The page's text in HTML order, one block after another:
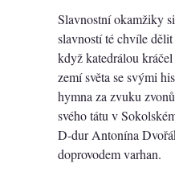
Slavnostní okamžiky
slavností té chvíle
když katedrálou
zemí světa se svými
hymna za zvuku
svého tátu v
D-dur Antonína
doprovodem varhan.